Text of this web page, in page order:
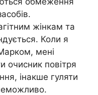
жінкам та
Коли я
мені
очисник повітря
інакше гуляти